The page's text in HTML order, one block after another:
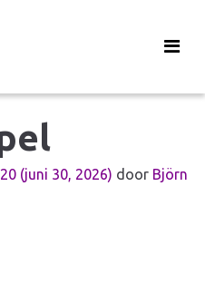
(juni 30, 2026) door Björn